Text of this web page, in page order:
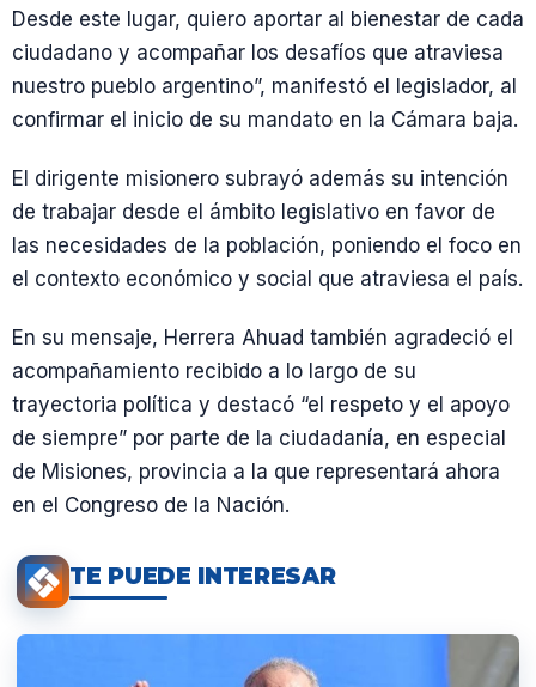
Desde este lugar, quiero aportar al bienestar de cada
ciudadano y acompañar los desafíos que atraviesa
nuestro pueblo argentino”, manifestó el legislador, al
confirmar el inicio de su mandato en la Cámara baja.
El dirigente misionero subrayó además su intención
de trabajar desde el ámbito legislativo en favor de
las necesidades de la población, poniendo el foco en
el contexto económico y social que atraviesa el país.
En su mensaje, Herrera Ahuad también agradeció el
acompañamiento recibido a lo largo de su
trayectoria política y destacó “el respeto y el apoyo
de siempre” por parte de la ciudadanía, en especial
de Misiones, provincia a la que representará ahora
en el Congreso de la Nación.
TE PUEDE INTERESAR